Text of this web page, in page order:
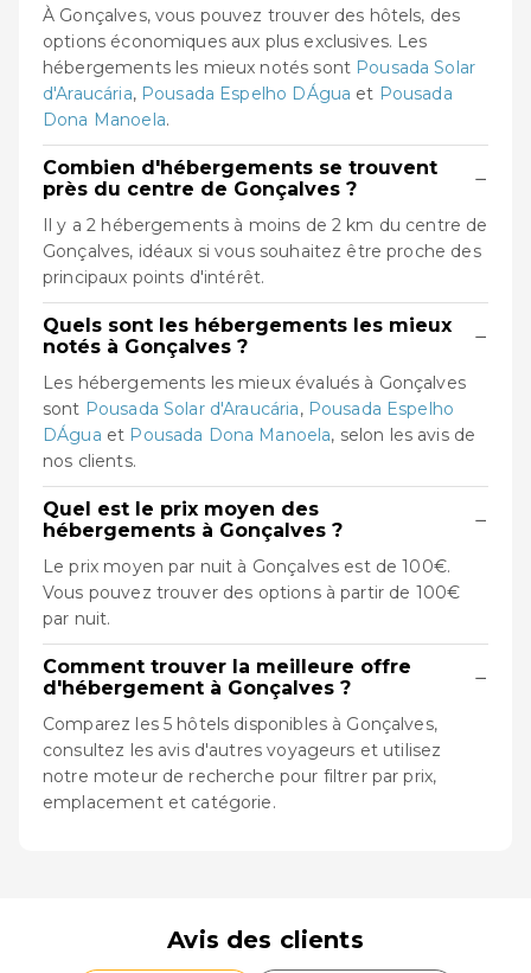
À Gonçalves, vous pouvez trouver des hôtels, des
options économiques aux plus exclusives. Les
hébergements les mieux notés sont Pousada Solar
d'Araucária, Pousada Espelho DÁgua et Pousada
Dona Manoela.
Combien d'hébergements se trouvent
près du centre de Gonçalves ?
−
Il y a 2 hébergements à moins de 2 km du centre de
Gonçalves, idéaux si vous souhaitez être proche des
principaux points d'intérêt.
Quels sont les hébergements les mieux
notés à Gonçalves ?
−
Les hébergements les mieux évalués à Gonçalves
sont Pousada Solar d'Araucária, Pousada Espelho
DÁgua et Pousada Dona Manoela, selon les avis de
nos clients.
Quel est le prix moyen des
hébergements à Gonçalves ?
−
Le prix moyen par nuit à Gonçalves est de 100€.
Vous pouvez trouver des options à partir de 100€
par nuit.
Comment trouver la meilleure offre
d'hébergement à Gonçalves ?
−
Comparez les 5 hôtels disponibles à Gonçalves,
consultez les avis d'autres voyageurs et utilisez
notre moteur de recherche pour filtrer par prix,
emplacement et catégorie.
Avis des clients